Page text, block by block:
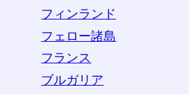
フィンランド
フェロー諸島
フランス
ブルガリア